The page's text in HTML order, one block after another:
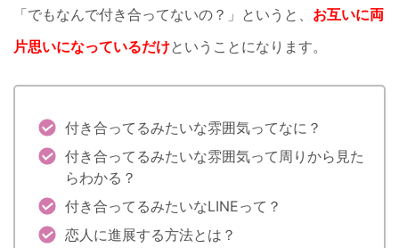
「でもなんで付き合ってないの？」というと、 お互いに両
片思いになっているだけということになります。
付き合ってるみたいな雰囲気ってなに？
付き合ってるみたいな雰囲気って周りから見た
らわかる？
付き合ってるみたいなLINEって？
恋人に進展する方法とは？